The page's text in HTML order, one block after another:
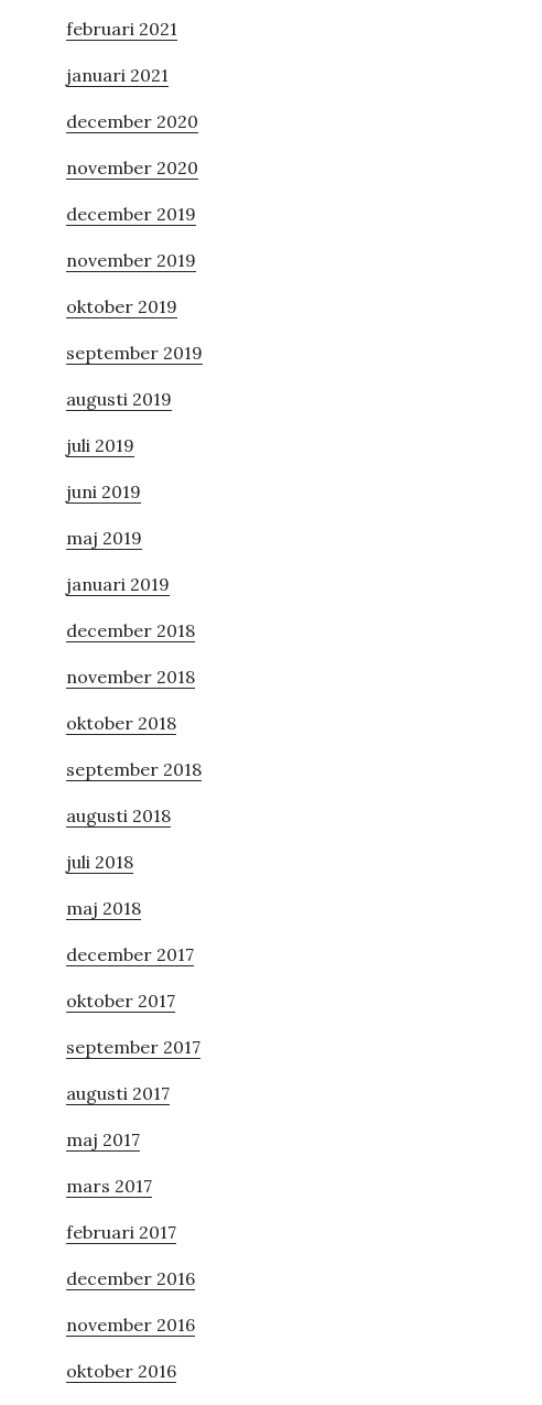
februari 2021
januari 2021
december 2020
november 2020
december 2019
november 2019
oktober 2019
september 2019
augusti 2019
juli 2019
juni 2019
maj 2019
januari 2019
december 2018
november 2018
oktober 2018
september 2018
augusti 2018
juli 2018
maj 2018
december 2017
oktober 2017
september 2017
augusti 2017
maj 2017
mars 2017
februari 2017
december 2016
november 2016
oktober 2016